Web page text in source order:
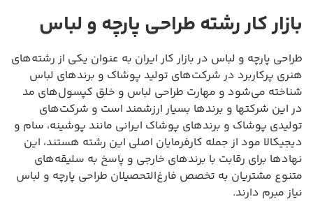
بازار کار رشته طراحی پارچه و لباس
طراحی پارچه و لباس در بازار کار ایران به عنوان یکی از رشته‌های
هنری پرکاربرد در شرکت‌های تولید پوشاک و برندهای لباس
شناخته می‌شود و مهارت طراحی لباس و خلق کپسول‌های مد
در این شرکتها و برندها بسیار ارزشمند است و شرکت‌های
تولیدی پوشاک و برندهای پوشاک ایرانی مانند پوشینه، سام و
دیجیکالا مود از جمله کارفرمایان اصلی این رشته هستند، این
نهادها برای رقابت با برندهای خارجی و پاسخ به سلیقه‌های
متنوع مشتریان به تخصص فارغ‌التحصیلان طراحی پارچه و لباس
نیاز مبرم دارند.